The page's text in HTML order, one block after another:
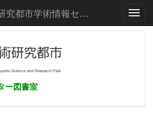
北九州学術研究都市学術情報センター
ー図書室